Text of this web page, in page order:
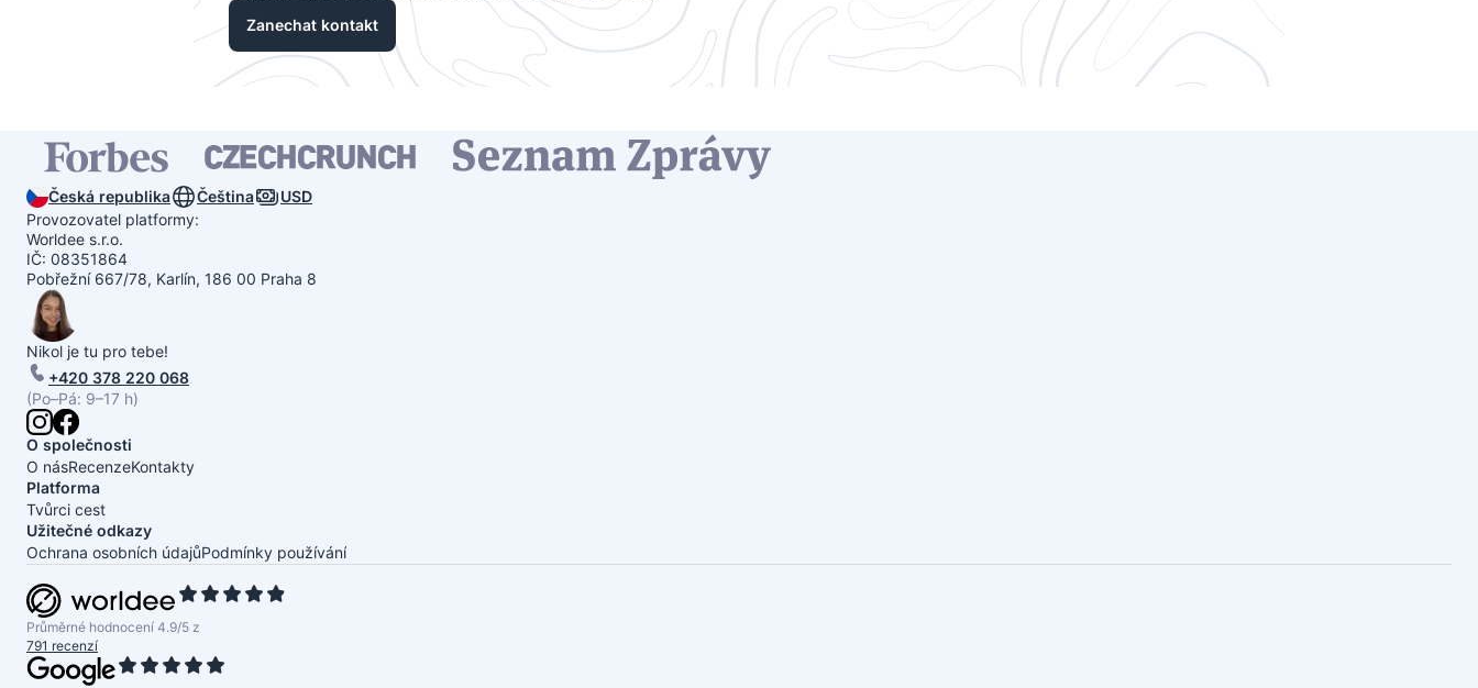
Zanechat kontakt
Česká republika Čeština
USD
Provozovatel platformy:
Worldee s.r.o.
IČ: 08351864
Pobřežní 667/78, Karlín, 186 00 Praha 8
Nikol je tu pro tebe!
+420 378 220 068
(Po–Pá: 9–17 h)
O společnosti
O násRecenzeKontakty
Platforma
Tvůrci cest
Užitečné odkazy
Ochrana osobních údajůPodmínky používání
Průměrné hodnocení 4.9/5 z
791 recenzí